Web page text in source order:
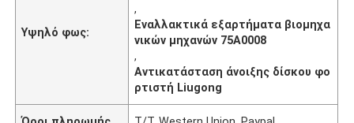
Υψηλό φως:
,
Εναλλακτικά εξαρτήματα βιομηχα
νικών μηχανών 75A0008
,
Αντικατάσταση άνοιξης δίσκου φο
ρτιστή Liugong